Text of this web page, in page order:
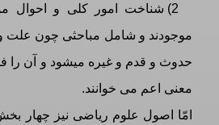
2) شناخت امور کلی و احوال
موجودند و شامل مباحثی چون علت
حدوث و قدم و غیره میشود و آن را
معنی اعم می خوانند.
امّا اصول علوم ریاضی نیز چهار